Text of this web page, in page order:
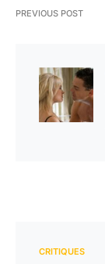
PREVIOUS POST
CRITIQUES